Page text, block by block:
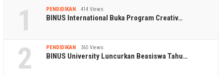
1 PENDIDIKAN 414 Views
BINUS International Buka Program Creativ…
2 PENDIDIKAN 365 Views
BINUS University Luncurkan Beasiswa Tahu…